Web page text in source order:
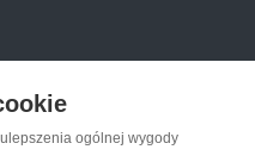
ogólnej wygody